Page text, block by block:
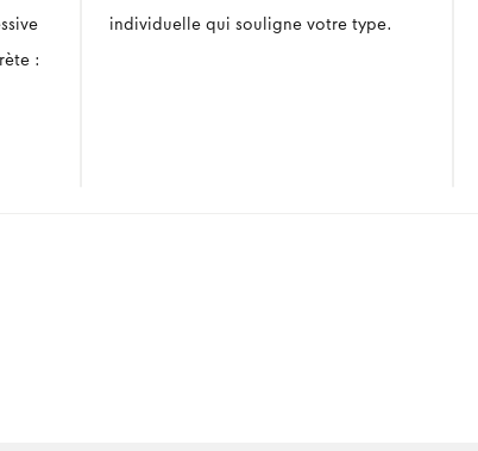
:
individuelle qui souligne votre type.